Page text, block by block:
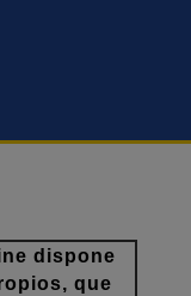
dispone
que